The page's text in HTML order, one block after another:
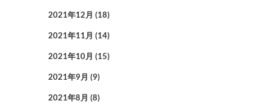
2021年12月 (18)
2021年11月 (14)
2021年10月 (15)
2021年9月 (9)
2021年8月 (8)